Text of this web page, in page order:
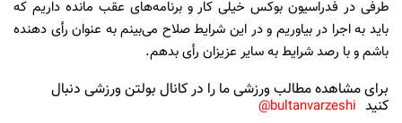
طرفی در فدراسیون بوکس خیلی کار و برنامه‌های عقب مانده داریم که
باید به اجرا در بیاوریم و در این شرایط صلاح می‌بینم به عنوان رأی دهنده
باشم و با رصد شرایط به سایر عزیزان رأی بدهم.
برای مشاهده مطالب ورزشی ما را در کانال بولتن ورزشی دنبال
کنید bultanvarzeshi@